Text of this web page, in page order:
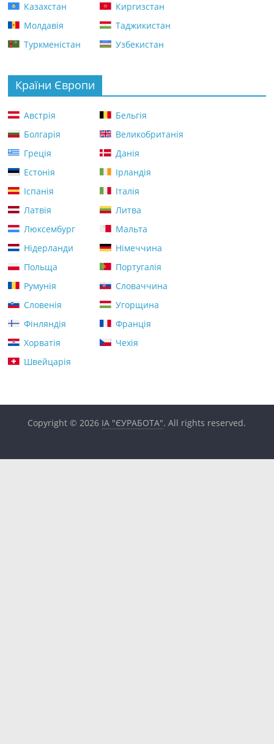
Казахстан
Киргизстан
Молдавія
Таджикистан
Туркменістан
Узбекистан
Країни Європи
Австрія
Бельгія
Болгарія
Великобританія
Греція
Данія
Естонія
Ірландія
Іспанія
Італія
Латвія
Литва
Люксембург
Мальта
Нідерланди
Німеччина
Польща
Португалія
Румунія
Словаччина
Словенія
Угорщина
Фінляндія
Франція
Хорватія
Чехія
Швейцарія
Copyright © 2026 ІА "ЄУРАБОТА". All rights reserved.